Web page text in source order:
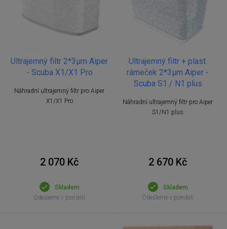
Ultrajemný filtr 2*3μm Aiper
- Scuba X1/X1 Pro
Náhradní ultrajemný filtr pro Aiper
X1/X1 Pro
2 070 Kč
Skladem
Odešleme v pondělí
Ultrajemný filtr + plast.
rámeček 2*3μm Aiper -
Scuba S1 / N1 plus
Náhradní ultrajemný filtr pro Aiper
S1/N1 plus
2 670 Kč
Skladem
Odešleme v pondělí